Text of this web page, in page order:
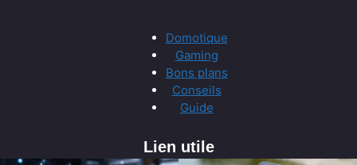
Domotique
Gaming
Bons plans
Conseils
Guide
Lien utile